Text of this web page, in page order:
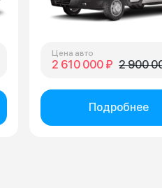
Цена авто
2 610 000 ₽ 2 900
Подробнее